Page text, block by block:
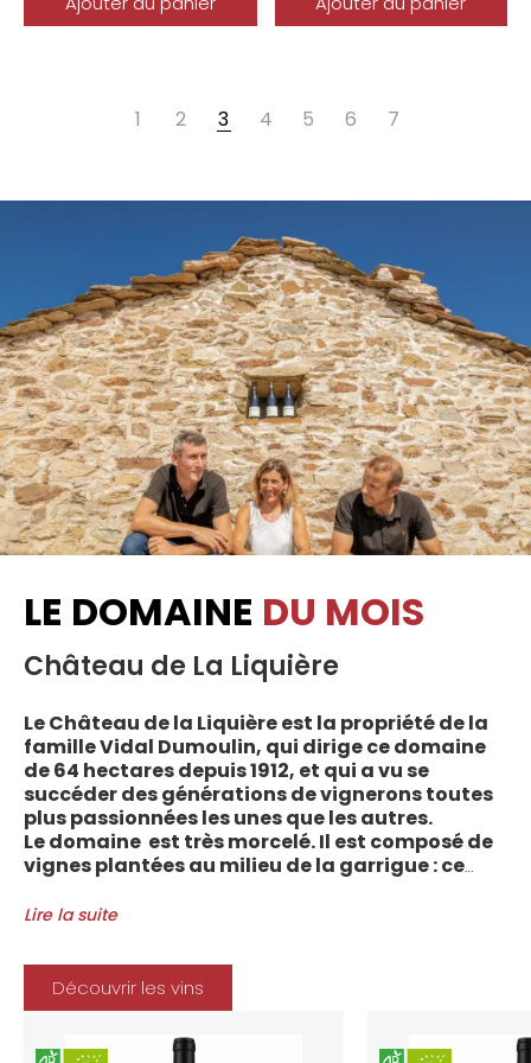
1 2 3 4 5 6 7
LE DOMAINE DU MOIS
Château de La Liquière
Le Château de la Liquière est la propriété de la
famille Vidal Dumoulin, qui dirige ce domaine
de 64 hectares depuis 1912, et qui a vu se
succéder des générations de vignerons toutes
plus passionnées les unes que les autres.
Le domaine est très morcelé. Il est composé de
vignes plantées au milieu de la garrigue : ce
entre les villages d’Autignac, Caussiniojouls,
l’Appellation. La grande majorité des parcelles,
sur sols de schistes, font face au sud, à la
Méditerranée.
Le vignoble du Château de la Liquière est
agriculture biologique depuis 2008 et 2012
Lire la suite
Découvrir les vins